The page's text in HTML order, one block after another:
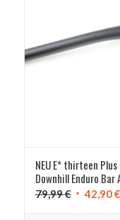
NEU E* thirteen
Downhill Enduro Bar
79,99€ 42,90€